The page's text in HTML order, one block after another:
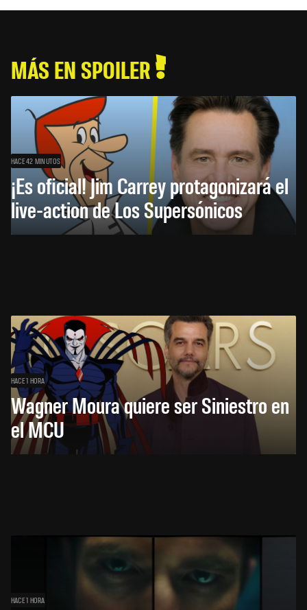
MÁS EN SPOILER
HACE 42 MINUTOS
¡Es oficial! Jim Carrey protagonizará el
live-action de Los Supersónicos
HACE 1 HORA
Wagner Moura quiere ser Siniestro en
el MCU
HACE 1 HORA